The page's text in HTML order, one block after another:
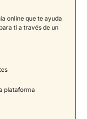
con la
online que te ayuda
ti a través de un
plataforma